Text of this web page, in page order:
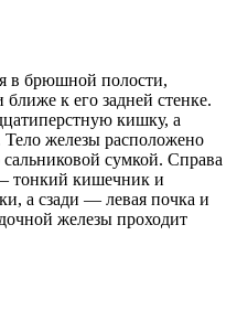
в брюшной полости,
к его задней стенке.
кишку, а
Тело железы расположено
сальниковой сумкой. Справа
тонкий кишечник и
а сзади — левая почка и
железы проходит